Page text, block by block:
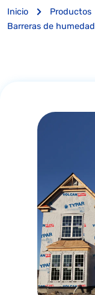
Inicio Productos
Barreras de humedad